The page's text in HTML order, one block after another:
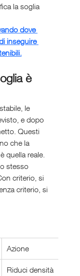
la soglia
dove
inseguire
è
le
e dopo
Questi
che la
quella reale.
stesso
criterio, si
criterio, si
Azione
Riduci densità